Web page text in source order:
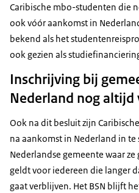
Caribische mbo-studenten die
ook vóór aankomst in
bekend als het
ook gezien als
Inschrijving bij
Nederland nog
Ook na dit besluit zijn
na aankomst in Nederland in te
Nederlandse gemeente waar
geldt voor iedereen die langer
gaat verblijven. Het BSN blijft